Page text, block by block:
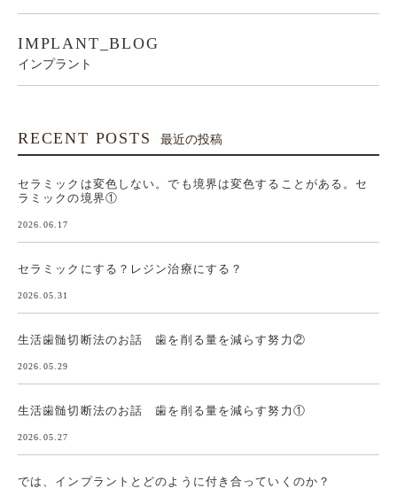
IMPLANT_BLOG
インプラント
RECENT POSTS 最近の投稿
セラミックは変色しない。でも境界は変色することがある。セ
ラミックの境界①
2026.06.17
セラミックにする？レジン治療にする？
2026.05.31
生活歯髄切断法のお話 歯を削る量を減らす努力②
2026.05.29
生活歯髄切断法のお話 歯を削る量を減らす努力①
2026.05.27
では、インプラントとどのように付き合っていくのか？